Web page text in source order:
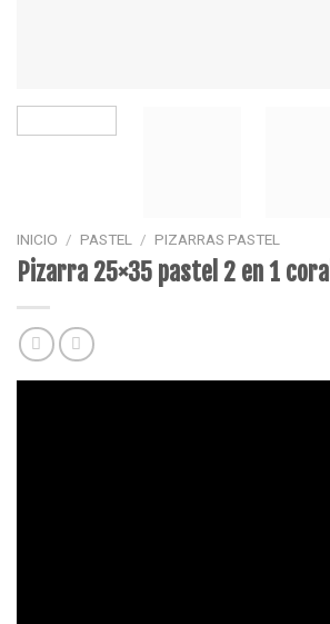
INICIO / PASTEL / PIZARRAS PASTEL
Pizarra 25×35 pastel 2 en 1 coral